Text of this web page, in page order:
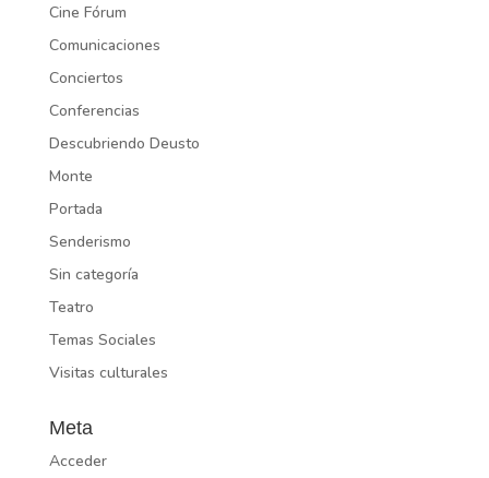
Cine Fórum
Comunicaciones
Conciertos
Conferencias
Descubriendo Deusto
Monte
Portada
Senderismo
Sin categoría
Teatro
Temas Sociales
Visitas culturales
Meta
Acceder